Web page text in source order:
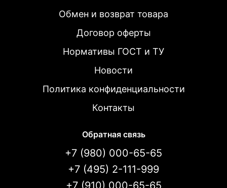
Обмен и возврат товара
Договор оферты
Нормативы ГОСТ и ТУ
Новости
Политика конфиденциальности
Контакты
Обратная связь
+7 (980) 000-65-65
+7 (495) 2-111-999
+7 (910) 000-65-65